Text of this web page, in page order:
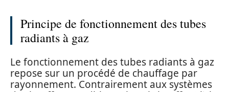
Principe de fonctionnement des tubes
radiants à gaz
Le fonctionnement des tubes radiants à gaz
repose sur un procédé de chauffage par
rayonnement. Contrairement aux systèmes